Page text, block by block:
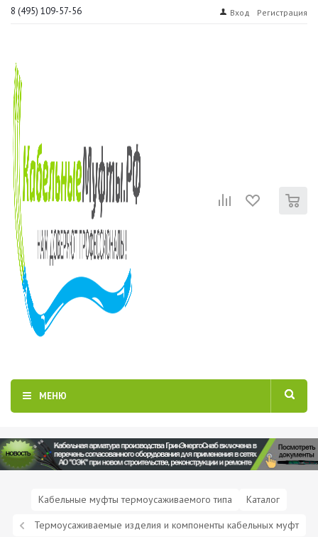
8 (495) 109-57-56 Вход Регистрация
МЕНЮ
Кабельные муфты термоусаживаемого типа
Каталог
Термоусаживаемые изделия и компоненты кабельных муфт